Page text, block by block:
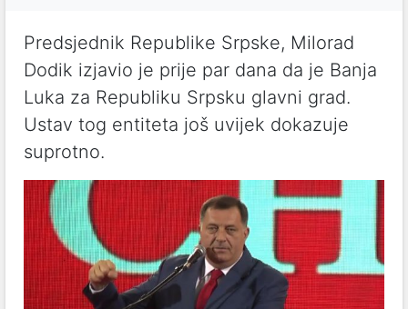
Predsjednik Republike Srpske, Milorad
Dodik izjavio je prije par dana da je Banja
Luka za Republiku Srpsku glavni grad.
Ustav tog entiteta još uvijek dokazuje
suprotno.